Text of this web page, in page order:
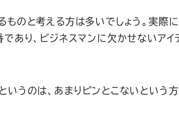
ものと考える方は多いでしょう。実際
あり、ビジネスマンに欠かせないアイ
いうのは、あまりピンとこないという